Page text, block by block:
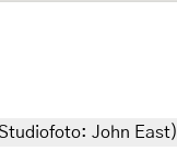
John East)